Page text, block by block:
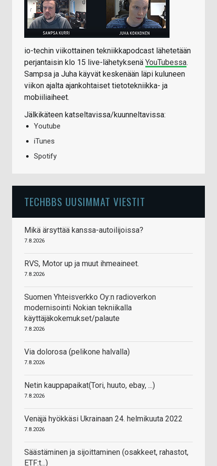
io-techin viikottainen tekniikkapodcast lähetetään
perjantaisin klo 15 live-lähetyksenä YouTubessa.
Sampsa ja Juha käyvät keskenään läpi kuluneen
viikon ajalta ajankohtaiset tietotekniikka- ja
mobiiliaiheet.
Jälkikäteen katseltavissa/kuunneltavissa:
Youtube
iTunes
Spotify
TECHBBS UUSIMMAT VIESTIT
Mikä ärsyttää kanssa-autoilijoissa?
7.8.2026
RVS, Motor up ja muut ihmeaineet.
7.8.2026
Suomen Yhteisverkko Oy:n radioverkon
modernisointi Nokian tekniikalla
käyttäjäkokemukset/palaute
7.8.2026
Via dolorosa (pelikone halvalla)
7.8.2026
Netin kauppapaikat(Tori, huuto, ebay, ...)
7.8.2026
Venäjä hyökkäsi Ukrainaan 24. helmikuuta 2022
7.8.2026
Säästäminen ja sijoittaminen (osakkeet, rahastot,
ETF:t...)